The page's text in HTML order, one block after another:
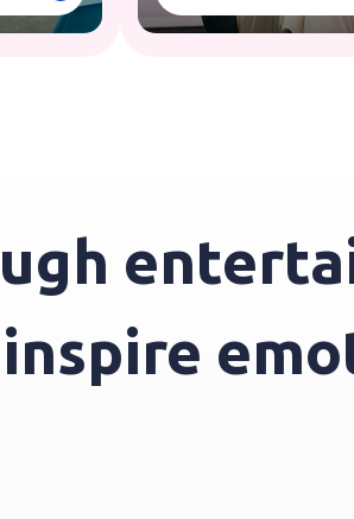
We inspire